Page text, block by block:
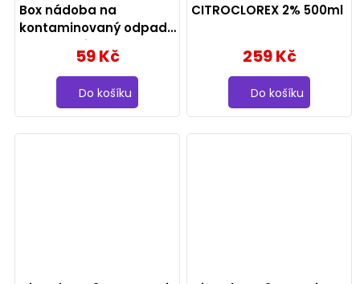
Box nádoba na
kontaminovaný odpad
obsah 1,5 litru59 Kč
Do košíku
CITROCLOREX 2% 500ml
259 Kč
Do košíku